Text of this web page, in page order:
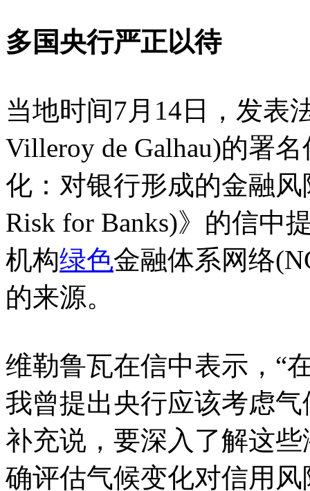
多国央行严正以待
当地时间7月14日，发表
Villeroy de Galhau)的署
化：对银行形成的金融风
Risk for Banks)》的信中
机构绿色金融体系网络
的来源。
维勒鲁瓦在信中表示，“
我曾提出央行应该考虑
补充说，要深入了解这
确评估气候变化对信用风